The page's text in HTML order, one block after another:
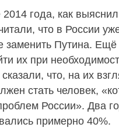
2014 года, как
что в России
заменить Путина. Ещё
их при
что, на их
стать человек,
России». Два
примерно 40%.